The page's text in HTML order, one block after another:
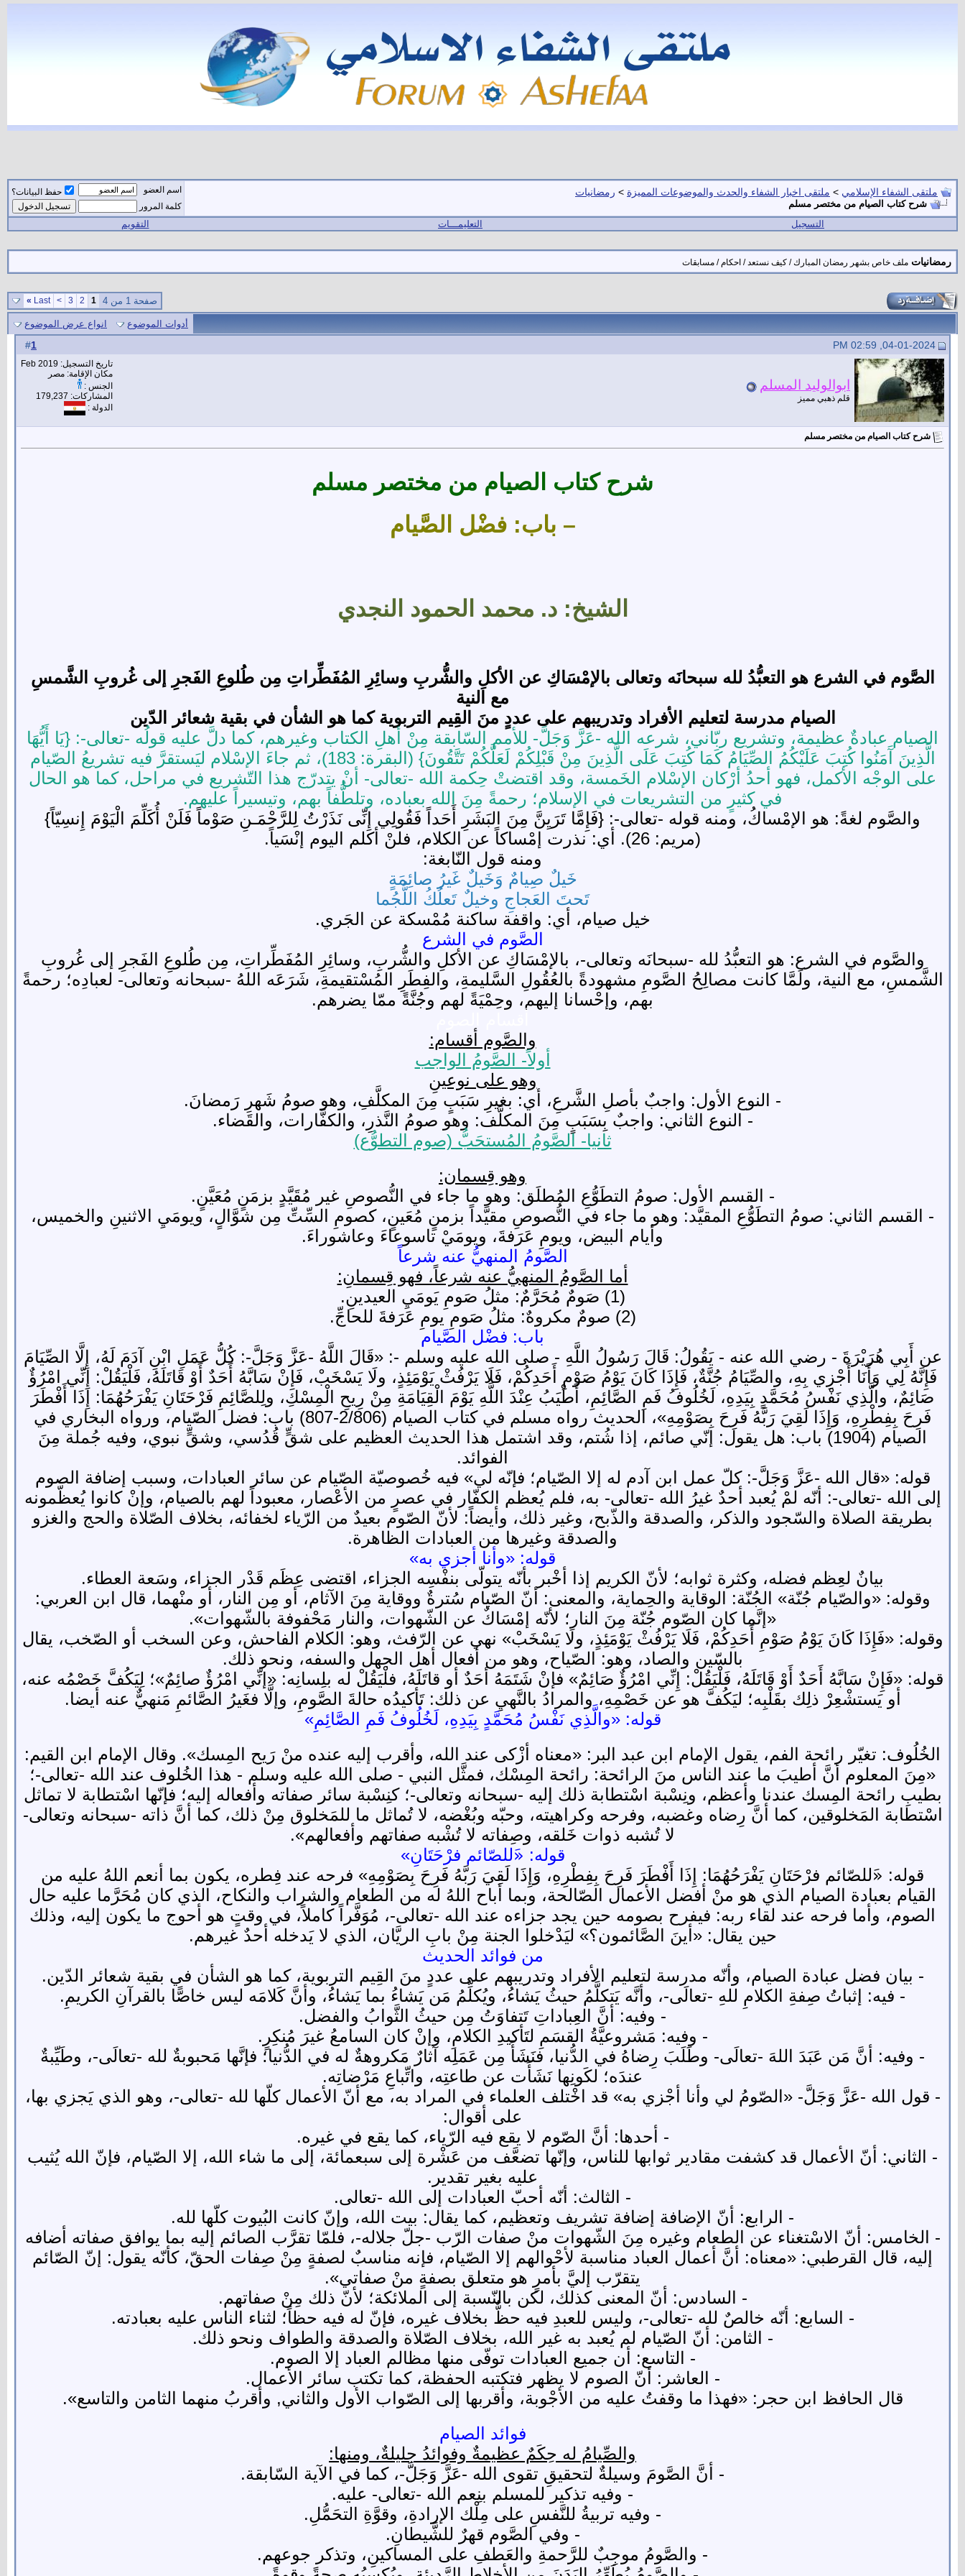
ملتقى الشفاء الإسلامي > ملتقى اخبار الشفاء والحدث والموضوعات المميزة > رمضانيات
شرح كتاب الصيام من مختصر مسلم
اسم العضو
حفظ البيانات؟
كلمة المرور
التسجيل التعليمـــات التقويم
رمضانيات ملف خاص بشهر رمضان المبارك / كيف نستعد / احكام / مسابقات
صفحة 1 من 4 1
2
3
>
Last
»
أدوات الموضوع انواع عرض الموضوع
1
ابوالوليد المسلم
قلم ذهبي مميز
تاريخ التسجيل: Feb 2019
مكان الإقامة: مصر
الجنس :
المشاركات: 179,237
الدولة :
شرح كتاب الصيام من مختصر مسلم
شرح كتاب الصيام من مختصر مسلم
– باب: فضْل الصَّيام
الشيخ: د. محمد الحمود النجدي
الصَّوم في الشرع هو التعبُّدُ لله سبحانَه وتعالى بالإمْسَاكِ عن الأكلِ والشُّربِ وسائِرِ المُفَطِّراتِ مِن طُلوعِ الفَجرِ إلى غُروبِ الشَّمسِ
مع النية
الصيام مدرسة لتعليم الأفراد وتدريبهم على عددٍ منَ القِيم التربوية كما هو الشأن في بقية شعائر الدّين
الصيام عبادةٌ عظيمة، وتشريع ربّاني، شرعه الله -عَزَّ وَجَلَّ- للأمم السّابقة مِنْ أهلِ الكتاب وغيرهم، كما دلَّ عليه قولُه -تعالى-: {يَا أَيُّهَا
الَّذِينَ آَمَنُوا كُتِبَ عَلَيْكُمُ الصِّيَامُ كَمَا كُتِبَ عَلَى الَّذِينَ مِنْ قَبْلِكُمْ لَعَلَّكُمْ تَتَّقُونَ} (البقرة: 183)، ثم جاءَ الإسْلام ليَستقرَّ فيه تشريعُ الصّيام
على الوجْه الأكمل، فهو أحدُ أرْكان الإسْلام الخَمسة، وقد اقتضتْ حِكمة الله -تعالى- أنْ يتدرّج هذا التّشريع في مراحل، كما هو الحال
في كثيرٍ من التشريعات في الإسلام؛ رحمةً مِنَ الله بعباده، وتلطُّفاً بهم، وتيسيراً عليهم.
والصَّوم لغةً: هو الإمْساكُ، ومنه قوله -تعالى-: {فَإِمَّا تَرَيِنَّ مِنَ البَشَرِ أَحَداً فَقُولِي إِنِّى نَذَرْتُ لِلرَّحْمَـنِ صَوْماً فَلَنْ أُكَلِّمَ الْيَوْمَ إِنسِيّاً}
(مريم: 26). أي: نذرت إمْساكاً عن الكلام، فلنْ أكلم اليوم إنْسَياً.
ومنه قول النّابغة:
خَيلٌ صِيامٌ وَخَيلٌ غَيرُ صائِمَةٍ
تَحتَ العَجاجِ وخيلٌ تَعلُكُ اللُّجُما
خيل صيام، أي: واقفة ساكنة مُمْسكة عن الجَري.
الصَّوم في الشرع
والصَّوم في الشرع: هو التعبُّدُ لله -سبحانَه وتعالى-، بالإمْسَاكِ عن الأكلِ والشُّربِ، وسائِرِ المُفَطِّراتِ، مِن طُلوعِ الفَجرِ إلى غُروبِ
الشَّمسِ، مع النية، ولَمَّا كانت مصالِحُ الصَّومِ مشهودةً بالعُقُولِ السَّليمةِ، والفِطَرِ المُسْتقيمةِ، شَرَعَه اللهُ -سبحانه وتعالى- لعبادِه؛ رحمةً
بهم، وإحْسانا إليهم، وحِمْيَةً لهم وجُنَّةً ممّا يضرهم.
والصَّوم أقسام:
أولاً- الصَّومُ الواجب
وهو على نوعينِ
- النوع الأول: واجبٌ بأصلِ الشَّرعِ، أي: بغيرِ سَبَبٍ مِنَ المكلَّفِ، وهو صومُ شَهرِ رَمضانَ.
- النوع الثاني: واجبٌ بِسَبَبٍ مِنَ المكلَّف: وهو صومُ النَّذرِ، والكفَّارات، والقَضاء.
ثانيا- الصَّومُ المُستحَبُّ (صوم التطوُّع)
وهو قِسمان:
- القسم الأول: صومُ التطَوُّعِ المُطلَق: وهو ما جاء في النُّصوصِ غير مُقَيَّدٍ بزمَنٍ مُعَيَّنٍ.
- القسم الثاني: صومُ التطَوُّعِ المقيَّد: وهو ما جاء في النُّصوصِ مقيَّداً بزمنٍ مُعَينٍ، كصومِ السِّتِّ مِن شوَّالٍ، ويومَيِ الاثنينِ والخميس،
وأيام البيض، ويومِ عَرَفةَ، ويومَيْ تاسوعاءَ وعاشوراءَ.
الصَّومُ المنهيُّ عنه شرعاً
أما الصَّومُ المنهيُّ عنه شرعاً، فهو قِسمانِ:
(1) صَومٌ مُحَرَّمٌ: مثلُ صَومِ يَومَيِ العيدينِ.
(2) صومٌ مكروهٌ: مثلُ صَومِ يومِ عَرَفةَ للحاجِّ.
باب: فضْل الصَّيام
عن أَبِي هُرَيْرَةَ - رضي الله عنه - يَقُولُ: قَالَ رَسُولُ اللَّهِ - صلى الله عليه وسلم -: «قَالَ اللَّهُ -عَزَّ وَجَلَّ-: كُلُّ عَمَلِ ابْنِ آدَمَ لَهُ، إِلَّا الصِّيَامَ
فَإِنَّهُ لِي وَأَنَا أَجْزِي بِهِ، والصِّيَامُ جُنَّةٌ، فَإِذَا كَانَ يَوْمُ صَوْمِ أَحَدِكُمْ، فَلَا يَرْفُثْ يَوْمَئِذٍ، ولَا يَسْخَبْ، فَإِنْ سَابَّهُ أَحَدٌ أَوْ قَاتَلَهُ، فَلْيَقُلْ: إِنِّي امْرُؤٌ
صَائِمٌ، والَّذِي نَفْسُ مُحَمَّدٍ بِيَدِهِ، لَخُلُوفُ فَمِ الصَّائِمِ، أَطْيَبُ عِنْدَ اللَّهِ يَوْمَ الْقِيَامَةِ مِنْ رِيحِ الْمِسْكِ، ولِلصَّائِمِ فَرْحَتَانِ يَفْرَحُهُمَا: إِذَا أَفْطَرَ
فَرِحَ بِفِطْرِهِ، وَإِذَا لَقِيَ رَبَّهُ فَرِحَ بِصَوْمِهِ»، الحديث رواه مسلم في كتاب الصيام (2/806-807) باب: فضل الصّيام، ورواه البخاري في
الصيام (1904) باب: هل يقول: إنّي صائم، إذا شُتم، وقد اشتمل هذا الحديث العظيم على شقٍّ قُدُسي، وشقٍّ نبوي، وفيه جُملة مِنَ
الفوائد.
قوله: «قال الله -عَزَّ وَجَلَّ-: كلّ عمل ابن آدم له إلا الصّيام؛ فإنّه لي» فيه خُصوصيّة الصّيام عن سائر العبادات، وسبب إضافة الصوم
إلى الله -تعالى-: أنّه لمْ يُعبد أحدٌ غيرُ الله -تعالى- به، فلم يُعظم الكفّار في عصرٍ من الأعْصار، معبوداً لهم بالصيام، وإنْ كانوا يُعظّمونه
بطريقة الصلاة والسّجود والذكر، والصدقة والذّبح، وغير ذلك، وأيضاً: لأنّ الصّوم بعيدٌ من الرّياء لخفائه، بخلاف الصّلاة والحج والغزو
والصدقة وغيرها من العبادات الظاهرة.
قوله: «وأنا أجزي به»
بيانٌ لعِظم فضله، وكثرة ثوابه؛ لأنّ الكريم إذا أخْبر بأنّه يتولّى بنفْسِه الجزاء، اقتضى عِظَم قَدْر الجزاء، وسَعة العطاء.
وقوله: «والصّيام جُنّة» الجُنّة: الوقاية والحِماية، والمعنى: أنّ الصّيام سُترةٌ ووقاية مِنَ الآثام، أو مِن النار، أو منْهما، قال ابن العربي:
«إنَّما كان الصّوم جُنّة مِنَ النار؛ لأنّه إمْسَاكٌ عن الشّهوات، والنار مَحْفوفة بالشّهوات».
وقوله: «فَإِذَا كَانَ يَوْمُ صَوْمِ أَحَدِكُمْ، فَلَا يَرْفُثْ يَوْمَئِذٍ، ولَا يَسْخَبْ» نهي عن الرّفث، وهو: الكلام الفاحش، وعن السخب أو الصّخب، يقال
بالسّين والصاد، وهو: الصّياح، وهو من أفعال أهل الجهل والسفه، ونحو ذلك.
قوله: «فَإِنْ سَابَّهُ أَحَدٌ أَوْ قَاتَلَهُ، فَلْيَقُلْ: إِنِّي امْرُؤٌ صَائِمٌ» فإنْ شَتَمَهُ أحَدٌ أو قاتَلَهُ، فلْيَقُلْ له بلِسانِه: «إنِّي امْرُؤٌ صائِمٌ»؛ لِيَكُفَّ خَصْمُه عنه،
أو يَستشْعِرْ ذلِك بقَلْبِه؛ ليَكُفَّ هو عن خَصْمِهِ، والمرادُ بالنَّهيِ عن ذلك: تَأكيدُه حالةَ الصَّومِ، وإلَّا فغَيرُ الصَّائمِ مَنهيٌّ عنه أيضا.
قوله: «والَّذِي نَفْسُ مُحَمَّدٍ بِيَدِهِ، لَخُلُوفُ فَمِ الصَّائِمِ»
الخُلُوف: تغيّر رائحة الفم، يقول الإمام ابن عبد البر: «معناه أزْكى عند الله، وأقرب إليه عنده منْ رَيح المِسك». وقال الإمام ابن القيم:
«مِنَ المعلوم أنَّ أطيبَ ما عند الناس منَ الرائحة: رائحة المِسْك، فمثَّل النبي - صلى الله عليه وسلم - هذا الخُلوف عند الله -تعالى-؛
بطيبِ رائحة المِسك عندنا وأعظم، ونِسْبة اسْتطابة ذلك إليه -سبحانه وتعالى-؛ كنِسْبة سائر صفاته وأفعاله إليه؛ فإنّها اسْتطابة لا تماثل
اسْتطابة المَخلوقين، كما أنَّ رِضاه وغضبه، وفرحه وكراهيته، وحبّه وبُغْضه، لا تُماثل ما للمَخلوق مِنْ ذلك، كما أنَّ ذاته -سبحانه وتعالى-
لا تُشبه ذوات خَلقه، وصِفاته لا تُشْبه صفاتهم وأفعالهم».
قوله: «َللصّائم فرْحَتَانِ»
قوله: «َللصّائم فرْحَتَانِ يَفْرَحُهُمَا: إِذَا أَفْطَرَ فَرِحَ بِفِطْرِهِ، وَإِذَا لَقِيَ رَبَّهُ فَرِحَ بِصَوْمِهِ» فرحه عند فِطره، يكون بما أنعم اللهُ عليه من
القيام بعبادة الصيام الذي هو منْ أفضل الأعمال الصّالحة، وبما أباح اللهُ له من الطعام والشراب والنكاح، الذي كان مُحَرَّما عليه حال
الصوم، وأما فرحه عند لقاء ربه: فيفرح بصومه حين يجد جزاءه عند الله -تعالى-، مُوَفَّراً كاملاً، في وقتٍ هو أحوج ما يكون إليه، وذلك
حين يقال: «أينَ الصَّائمون؟» ليَدْخلوا الجنة مِنْ بابِ الريَّان، الذي لا يَدخله أحدٌ غيرهم.
من فوائد الحديث
- بيان فضل عبادة الصيام، وأنّه مدرسة لتعليم الأفراد وتدريبهم على عددٍ منَ القِيم التربوية، كما هو الشأن في بقية شعائر الدّين.
- فيه: إثباتُ صِفةِ الكلامِ للهِ -تعالَى-، وأنَّه يَتكلَّمُ حيثُ يَشاءُ، ويُكلِّمُ مَن يَشاءُ بما يَشاءُ، وأنَّ كَلامَه ليس خاصًّا بالقرآنِ الكريمِ.
- وفيه: أنَّ العِباداتِ تَتفاوَتُ مِن حيثُ الثَّوابُ والفضل.
- وفيه: مَشروعيَّةُ القسَمِ لتَأكيدِ الكلامِ، وإنْ كان السامعُ غيرَ مُنكِرٍ.
- وفيه: أنَّ مَن عَبَدَ اللهَ -تعالَى- وطَلَبَ رِضاهُ في الدُّنيا، فنَشَأَ مِن عَمَلِه آثارٌ مَكروهةٌ له في الدُّنيا؛ فإنَّها مَحبوبةٌ لله -تعالَى-، وطَيِّبةٌ
عندَه؛ لكَونِها نَشَأَت عن طاعتِه، واتِّباعِ مَرْضاتِه.
- قول الله -عَزَّ وَجَلَّ- «الصّومُ لي وأنا أجْزي به» قد اخْتلف العلماء في المراد به، مع أنّ الأعمال كلّها لله -تعالى-، وهو الذي يَجزي بها،
على أقوال:
- أحدها: أنَّ الصّوم لا يقع فيه الرّياء، كما يقع في غيره.
- الثاني: أنّ الأعمال قد كشفت مقادير ثوابها للناس، وإنّها تضعَّف من عَشْرة إلى سبعمائة، إلى ما شاء الله، إلا الصّيام، فإنّ الله يُثيب
عليه بغير تقدير.
- الثالث: أنّه أحبّ العبادات إلى الله -تعالى.
- الرابع: أنّ الإضافة إضافة تشريف وتعظيم، كما يقال: بيت الله، وإنّ كانت البُيوت كلّها لله.
- الخامس: أنّ الاسْتغناء عن الطعام وغيره مِنَ الشّهوات منْ صفات الرّب -جلّ جلاله-، فلمّا تقرَّب الصائم إليه بما يوافق صفاته أضافه
إليه، قال القرطبي: «معناه: أنَّ أعمال العباد مناسبة لأحْوالهم إلا الصّيام، فإنه مناسبٌ لصفةٍ مِنْ صِفات الحقّ، كأنّه يقول: إنّ الصّائم
يتقرّب إليَّ بأمرٍ هو متعلق بصفةٍ منْ صفاتي».
- السادس: أنّ المعنى كذلك، لكن بالنّسبة إلى الملائكة؛ لأنّ ذلك مِنْ صفاتهم.
- السابع: أنّه خالصٌ لله -تعالى-، وليس للعبدِ فيه حظٌّ بخلاف غيره، فإنّ له فيه حظاً؛ لثناء الناس عليه بعبادته.
- الثامن: أنّ الصّيام لم يُعبد به غير الله، بخلاف الصّلاة والصدقة والطواف ونحو ذلك.
- التاسع: أن جميع العبادات توفّى منها مظالم العباد إلا الصوم.
- العاشر: أنّ الصوم لا يظهر فتكتبه الحفظة، كما تكتب سائر الأعمال.
قال الحافظ ابن حجر: «فهذا ما وقفتُ عليه من الأجْوبة، وأقربها إلى الصّواب الأول والثاني, وأقربُ منهما الثامن والتاسع».
فوائد الصيام
والصِّيامُ له حِكَمٌ عظيمةٌ وفوائدُ جليلةٌ، ومنها:
- أنَّ الصَّومَ وسيلةٌ لتحقيقِ تقوى الله -عَزَّ وَجَلَّ-، كما في الآية السّابقة.
- وفيه تذكير للمسلم بنِعم الله -تعالى- عليه.
- وفيه تربيةُ للنَّفسِ على مِلْك الإرادةِ، وقوَّةِ التحَمُّلِ.
- وفي الصَّوم قهرٌ للشَّيطانِ.
- والصَّومُ موجِبٌ للرَّحمةِ والعَطفِ على المساكينِ، وتذكر جوعهم.